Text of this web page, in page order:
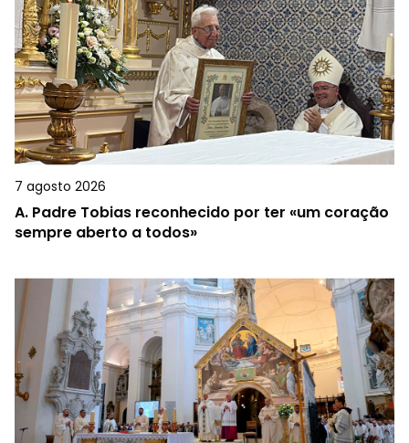
7 agosto 2026
A. Padre Tobias reconhecido por ter «um coração
sempre aberto a todos»